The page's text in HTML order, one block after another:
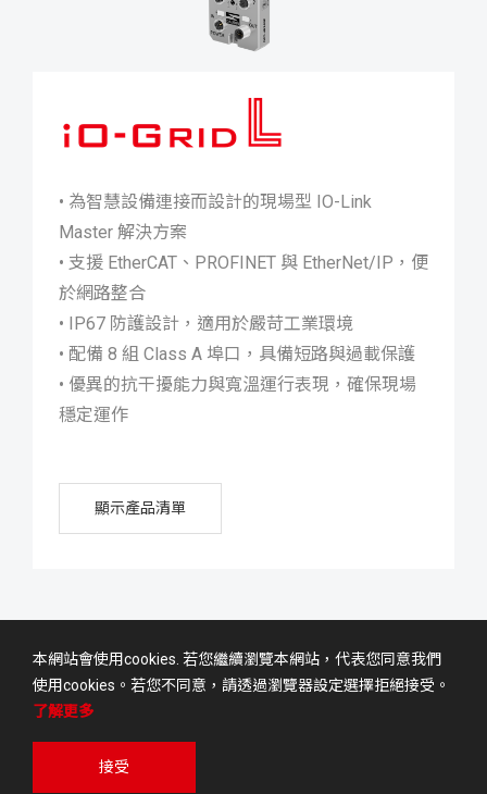
• 為智慧設備連接而設計的現場型 IO-Link
Master 解決方案
• 支援 EtherCAT、PROFINET 與 EtherNet/IP，便
於網路整合
• IP67 防護設計，適用於嚴苛工業環境
• 配備 8 組 Class A 埠口，具備短路與過載保護
• 優異的抗干擾能力與寬溫運行表現，確保現場
穩定運作
顯示產品清單
本網站會使用cookies. 若您繼續瀏覽本網站，代表您同意我們
使用cookies。若您不同意，請透過瀏覽器設定選擇拒絕接受。
了解更多
接受